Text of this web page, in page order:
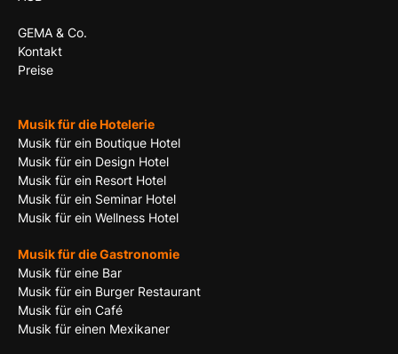
GEMA & Co.
Kontakt
Preise
Musik für die Hotelerie
Musik für ein Boutique Hotel
Musik für ein Design Hotel
Musik für ein Resort Hotel
Musik für ein Seminar Hotel
Musik für ein Wellness Hotel
Musik für die Gastronomie
Musik für eine Bar
Musik für ein Burger Restaurant
Musik für ein Café
Musik für einen Mexikaner